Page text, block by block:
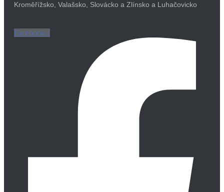
Kroměřížsko, Valašsko, Slovácko a Zlínsko a Luhačovicko
Facebook-f